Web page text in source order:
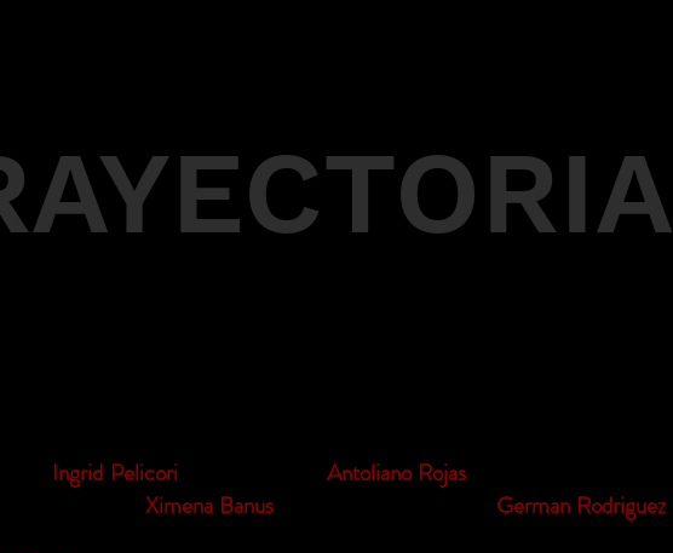
Ingrid Pelicori junto al músicoAntoliano Rojas
así comoXimena Banus German Rodriguez